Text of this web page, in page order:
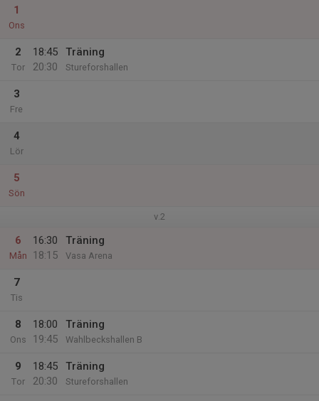
1
Ons
2
Tor
18:45
20:30
Träning
Stureforshallen
3
Fre
4
Lör
5
Sön
v.2
6
Mån
16:30
18:15
Träning
Vasa Arena
7
Tis
8
Ons
18:00
19:45
Träning
Wahlbeckshallen B
9
Tor
18:45
20:30
Träning
Stureforshallen